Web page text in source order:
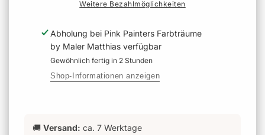
Weitere Bezahlmöglichkeiten
Abholung bei Pink Painters Farbträume
by Maler Matthias verfügbar
Gewöhnlich fertig in 2 Stunden
Shop-Informationen anzeigen
🚚 Versand: ca. 7 Werktage